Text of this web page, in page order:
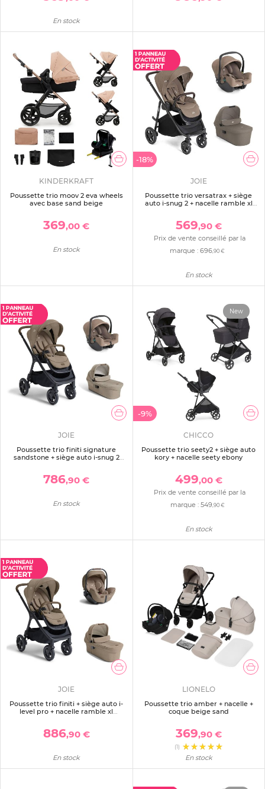
En stock
KINDERKRAFT
Poussette trio moov 2 eva wheels
avec base sand beige
369,00 €
En stock
-18%
JOIE
Poussette trio versatrax + siège
auto i-snug 2 + nacelle ramble xl
569,90 €
Prix de vente conseillé par la
marque :696,90 €
En stock
JOIE
Poussette trio finiti signature
sandstone + siège auto i-snug 2
786,90 €
En stock
-9%
New
CHICCO
Poussette trio seety2 + siège auto
kory + nacelle seety ebony
499,00 €
Prix de vente conseillé par la
marque : 549,90 €
En stock
JOIE
Poussette trio finiti + siège auto i-
level pro + nacelle ramble xl
886,90 €
En stock
LIONELO
Poussette trio amber + nacelle +
coque beige sand
369,90 €
(1)
En stock